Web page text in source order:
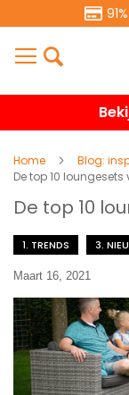
Home
De top 10
1. TRENDS 3.
Maart 16, 2021